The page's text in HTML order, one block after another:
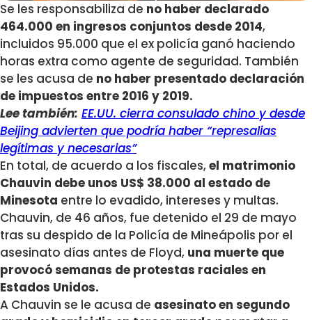
Se les responsabiliza de no haber declarado
464.000 en ingresos conjuntos desde 2014,
incluidos 95.000 que el ex policía ganó haciendo
horas extra como agente de seguridad. También
se les acusa de no haber presentado declaración
de impuestos entre 2016 y 2019.
Lee también: EE.UU. cierra consulado chino y desde
Beijing advierten que podría haber “represalias
legítimas y necesarias”
En total, de acuerdo a los fiscales,el matrimonio
Chauvin debe unos US$ 38.000 al estado de
Minesota entre lo evadido, intereses y multas.
Chauvin, de 46 años, fue detenido el 29 de mayo
tras su despido de la Policía de Mineápolis por el
asesinato días antes de Floyd, una muerte que
provocó semanas de protestas raciales en
Estados Unidos.
A Chauvin se le acusa de asesinato en segundo